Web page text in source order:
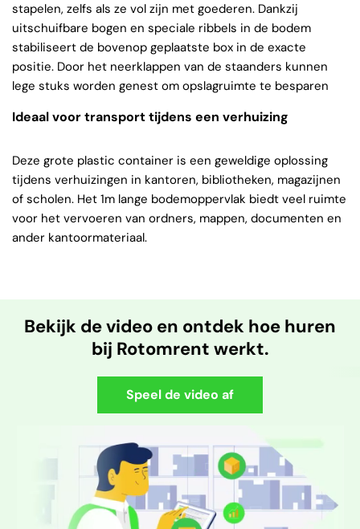
stapelen, zelfs als ze vol zijn met goederen. Dankzij
uitschuifbare bogen en speciale ribbels in de bodem
stabiliseert de bovenop geplaatste box in de exacte
positie. Door het neerklappen van de staanders kunnen
lege stuks worden genest om opslagruimte te besparen
Ideaal voor transport tijdens een verhuizing
Deze grote plastic container is een geweldige oplossing
tijdens verhuizingen in kantoren, bibliotheken, magazijnen
of scholen. Het 1m lange bodemoppervlak biedt veel ruimte
voor het vervoeren van ordners, mappen, documenten en
ander kantoormateriaal.
Bekijk de video en ontdek hoe huren
bij Rotomrent werkt.
Speel de video af